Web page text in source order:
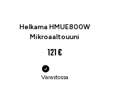
Helkama HMUE800W
Mikroaaltouuni
121 €
Varastossa